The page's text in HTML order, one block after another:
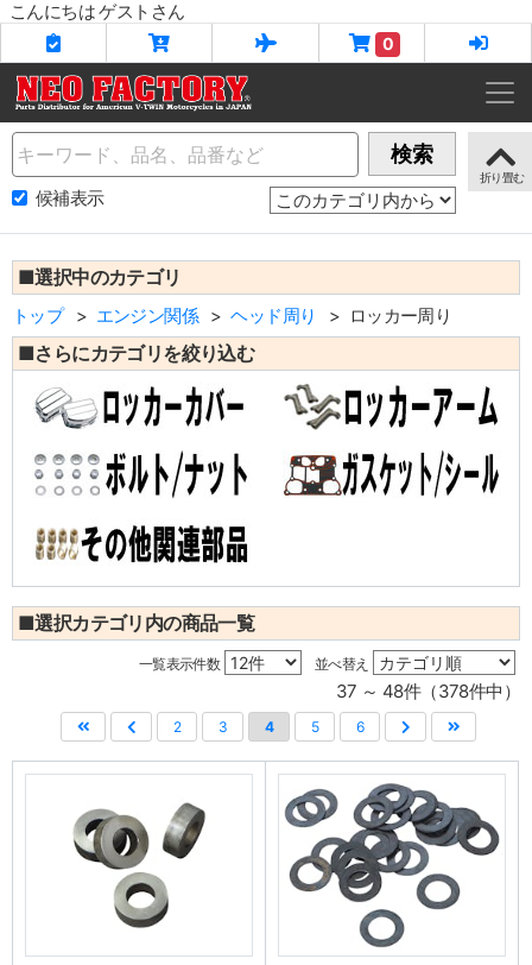
こんにちは ゲストさん
0
Name 検索
候補表示
■選択中のカテゴリ
トップ エンジン関係 ヘッド周り ロッカー周り
■さらにカテゴリを絞り込む
■選択カテゴリ内の商品一覧
一覧表示件数 並べ替え
37 ～ 48件（378件中）
2 3 4 5 6